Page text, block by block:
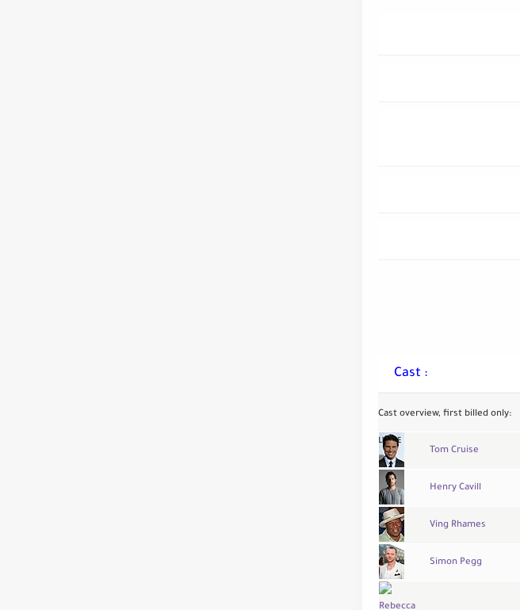
Cast :
Cast overview, first billed only:
Tom Cruise
Henry Cavill
Ving Rhames
Simon Pegg